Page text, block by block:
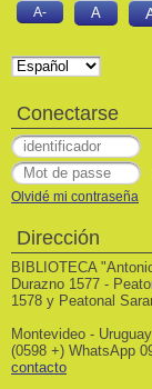
A- A
Conectarse
Olvidé mi contraseña
Dirección
BIBLIOTECA
Durazno 1577 -
1578 y Peatonal
Montevideo - Uruguay
(0598 +) WhatsApp
contacto